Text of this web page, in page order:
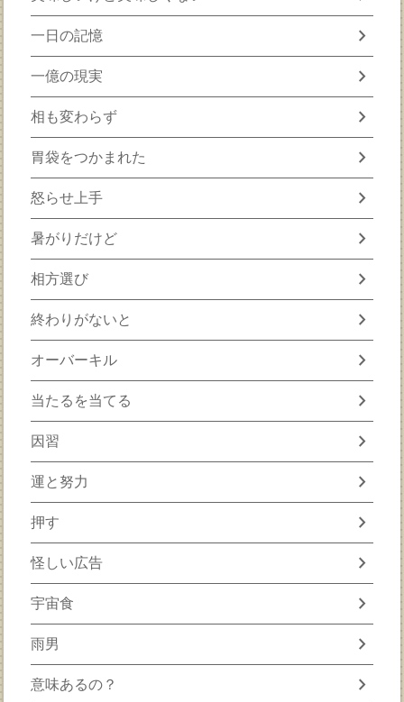
一日の記憶 chevron_right
一億の現実 chevron_right
相も変わらず chevron_right
胃袋をつかまれた chevron_right
怒らせ上手 chevron_right
暑がりだけど chevron_right
相方選び chevron_right
終わりがないと chevron_right
オーバーキル chevron_right
当たるを当てる chevron_right
因習 chevron_right
運と努力 chevron_right
押す chevron_right
怪しい広告 chevron_right
宇宙食 chevron_right
雨男 chevron_right
意味あるの？ chevron_right